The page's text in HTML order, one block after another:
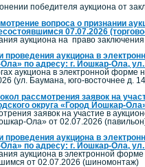
победителя аукциона от
вопроса о признании
07.07.2026
аукциона на право
проведения аукциона в
по адресу: г. Йошкар-Ола,
аукциона в электронной
(ул. Баумана, юго-восточнее д.
рассмотрения заявок на
округа «Город Йошкар-
заявок на участие в
Ола» от 02.07.2026
проведения аукциона в
по адресу: г. Йошкар-Ола,
аукциона в электронной
от 02.07.2026 (шиномонтаж)